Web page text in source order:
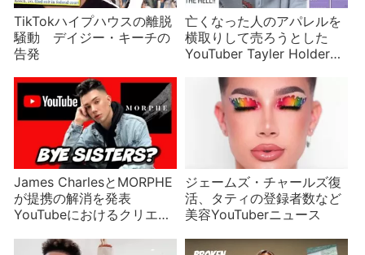
TikTokハイプハウスの離脱
騒動 デイジー・キーチの
告発
亡くなった人のアパレルを
横取りして売ろうとした
YouTuber Tayler Holder誤
James CharlesとMORPHE
が提携の解消を発表
YouTubeにおけるクリエイ
ジェームズ・チャールズ復
活、タティの登録者数など
美容YouTuberニュース